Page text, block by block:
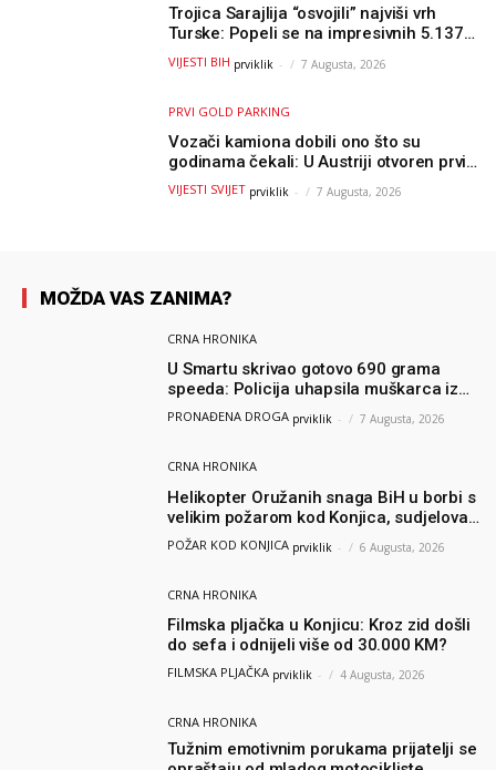
Trojica Sarajlija “osvojili” najviši vrh
Turske: Popeli se na impresivnih 5.137
metara
VIJESTI BIH prviklik - 7 Augusta, 2026
PRVI GOLD PARKING
Vozači kamiona dobili ono što su
godinama čekali: U Austriji otvoren prvi
GOLD sigurni parking
VIJESTI SVIJET prviklik - 7 Augusta, 2026
MOŽDA VAS ZANIMA?
CRNA HRONIKA
U Smartu skrivao gotovo 690 grama
speeda: Policija uhapsila muškarca iz
Hercegovine
PRONAĐENA DROGA prviklik - 7 Augusta, 2026
CRNA HRONIKA
Helikopter Oružanih snaga BiH u borbi s
velikim požarom kod Konjica, sudjelovao
i Air Tractor
POŽAR KOD KONJICA prviklik - 6 Augusta, 2026
CRNA HRONIKA
Filmska pljačka u Konjicu: Kroz zid došli
do sefa i odnijeli više od 30.000 KM?
FILMSKA PLJAČKA prviklik - 4 Augusta, 2026
CRNA HRONIKA
Tužnim emotivnim porukama prijatelji se